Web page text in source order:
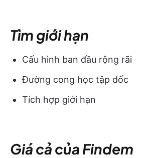
Tìm giới hạn
Cấu hình ban đầu rộng rãi
Đường cong học tập dốc
Tích hợp giới hạn
Giá cả của Findem